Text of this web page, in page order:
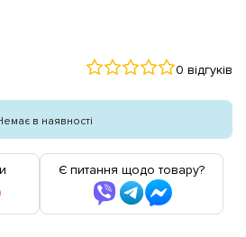
0 відгуків
в наявності
Є питання щодо товару?